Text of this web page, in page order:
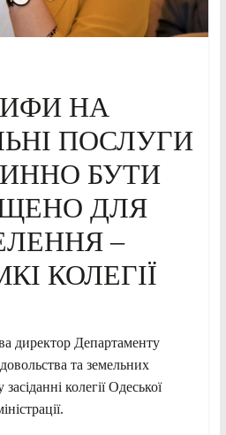
НА
ПОСЛУГИ
БУТИ
ДЛЯ
–
КОЛЕГІЇ
директор Департаменту
та земельних
колегії Одеської